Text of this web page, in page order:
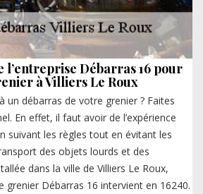
Débarras 16 pour
à Villiers Le Roux
un débarras de votre grenier ? Faites
En effet, il faut avoir de l’expérience
suivant les règles tout en évitant les
des objets lourds et des
dans la ville de Villiers Le Roux,
grenier Débarras 16 intervient en 16240.